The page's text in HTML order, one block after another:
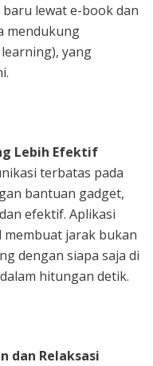
lewat e-book dan
mendukung
yang
Lebih Efektif
terbatas pada
bantuan gadget,
efektif. Aplikasi
membuat jarak bukan
dengan siapa saja di
hitungan detik.
dan Relaksasi